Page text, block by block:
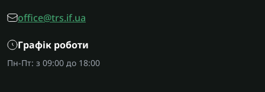
office@trs.if.ua
Графік роботи
Пн-Пт: з 09:00 до 18:00